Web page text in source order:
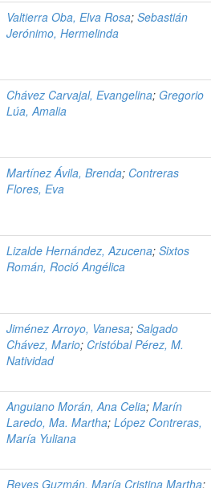
Valtierra Oba, Elva Rosa;Sebastián
Jerónimo, Hermelinda
Chávez Carvajal, Evangelina; Gregorio
Lúa, Amalia
Martínez Ávila, Brenda; Contreras
Flores, Eva
Lizalde Hernández, Azucena;Sixtos
Román, Roció Angélica
Jiménez Arroyo, Vanesa;Salgado
Chávez, Mario; Cristóbal Pérez, M.
Natividad
Anguiano Morán, Ana Celia;Marín
Laredo, Ma. Martha;López Contreras,
María Yuliana
Reyes Guzmán, María Cristina Martha;